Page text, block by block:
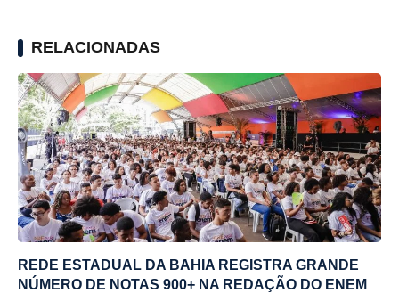
RELACIONADAS
REDE ESTADUAL DA BAHIA REGISTRA GRANDE
NÚMERO DE NOTAS 900+ NA REDAÇÃO DO ENEM